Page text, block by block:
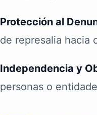
Protección al
de represalia hacia
Independencia y
personas o